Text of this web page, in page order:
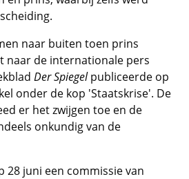
naar buiten toen prins
naar de internationale pers
Der Spiegelpubliceerde op
onder de kop 'Staatskrise'. De
er het zwijgen toe en de
onkundig van de
28 juni een commissie van